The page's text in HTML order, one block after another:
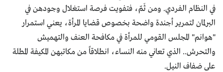
في النظام الفردي. ومن ثَمّ، فتفويت فرصة استغلال وجودهن في
البرلمان لتمرير أجندة واضحة بخصوص قضايا المرأة، يعني استمرار
"هوانم" المجلس القومي للمرأة في مكافحة العنف والتهميش
والتحرش.. الذي تعاني منه النساء، انطلاقاً من مكاتبهن المكيفة المطلة
على ضفاف النيل.